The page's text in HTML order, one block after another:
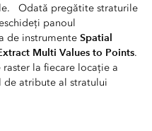
Odată pregătite straturile
panoul
de instrumente Spatial
Multi Values to Points.
la fiecare locație a
de atribute al stratului